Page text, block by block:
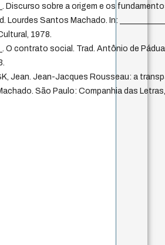
Discurso sobre a origem e os
Lourdes Santos Machado. In:
1978.
O contrato social. Trad. Antônio de
Jean. Jean-Jacques Rousseau: a
São Paulo: Companhia das